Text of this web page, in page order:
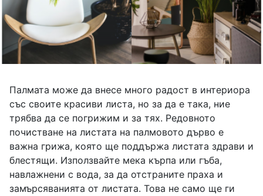
Палмата може да внесе много радост в интериора
със своите красиви листа, но за да е така, ние
трябва да се погрижим и за тях. Редовното
почистване на листата на палмовото дърво е
важна грижа, която ще поддържа листата здрави и
блестящи. Използвайте мека кърпа или гъба,
навлажнени с вода, за да отстраните праха и
замърсяванията от листата. Това не само ще ги